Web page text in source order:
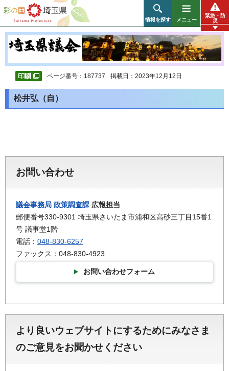
彩の国 埼玉県
情報を探す メニュー
緊急・防
災
ページ番号：187737 掲載日：2023年12月12日
松井弘（自）
お問い合わせ
議会事務局 政策調査課 広報担当
郵便番号330-9301 埼玉県さいたま市浦和区高砂三丁目15番1
号 議事堂1階
電話： 048-830-6257
ファックス：048-830-4923
お問い合わせフォーム
より良いウェブサイトにするためにみなさま
のご意見をお聞かせください